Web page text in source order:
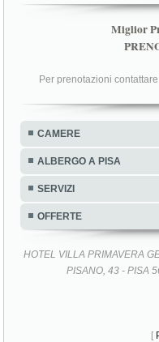
Miglior
Per prenotazioni
CAMERE
ALBERGO A PISA
SERVIZI
OFFERTE
HOTEL VILLA PRIMAVERA
PISANO, 43 - PISA
[